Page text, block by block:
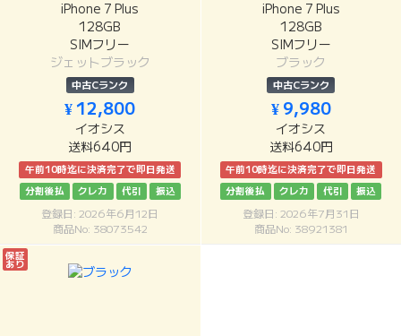
iPhone 7 Plus
128GB
SIMフリー
ジェットブラック
中古Cランク
¥ 12,800
イオシス
送料640円
午前10時迄に決済完了で即日発送
分割後払
クレカ 代引 振込
登録日: 2026年6月12日
商品No: 38073542
iPhone 7 Plus
128GB
SIMフリー
ブラック
中古Cランク
¥ 9,980
イオシス
送料640円
午前10時迄に決済完了で即日発送
分割後払
クレカ 代引 振込
登録日: 2026年7月31日
商品No: 38921381
保証
あり